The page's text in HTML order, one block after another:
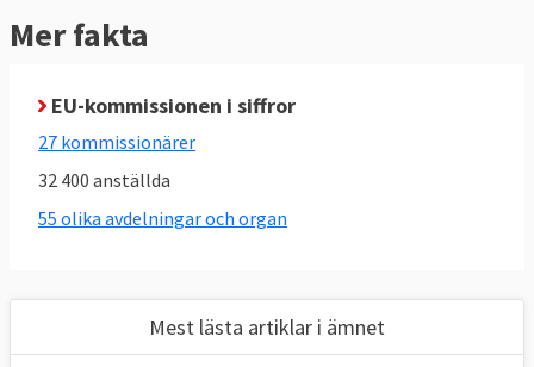
Att lägga fram lagförslag
men också att själv lagstifta i vissa
Att förvalta och genomföra EU:s politik
och budget.
Att verkställa och övervaka den
till att EU-lagarna efterlevs.
Att företräda EU i internationella
Mer fakta
EU-kommissionen i siffror
27 kommissionärer
32 400 anställda
55 olika avdelningar och organ
Mest lästa artiklar i ämnet